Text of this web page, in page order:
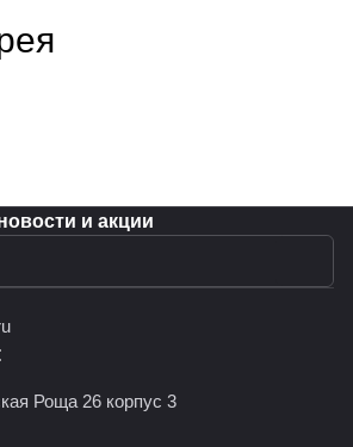
и акции
Роща 26 корпус 3